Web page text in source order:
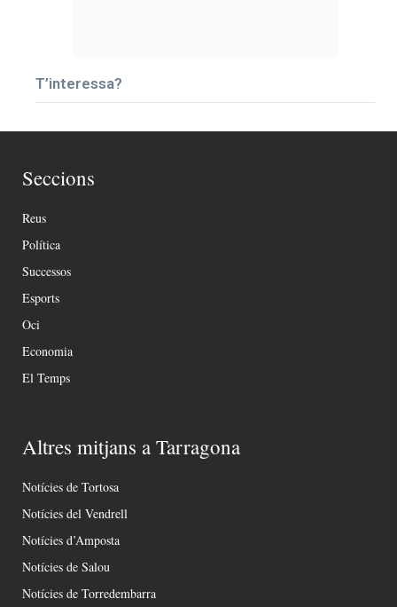
T’interessa?
Seccions
Reus
Política
Successos
Esports
Oci
Economia
El Temps
Altres mitjans a Tarragona
Notícies de Tortosa
Notícies del Vendrell
Notícies d’Amposta
Notícies de Salou
Notícies de Torredembarra